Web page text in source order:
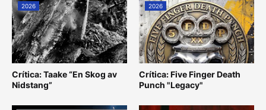
2026
Crítica: Taake “En Skog av
Nidstang”
2026
Crítica: Five Finger Death
Punch "Legacy"